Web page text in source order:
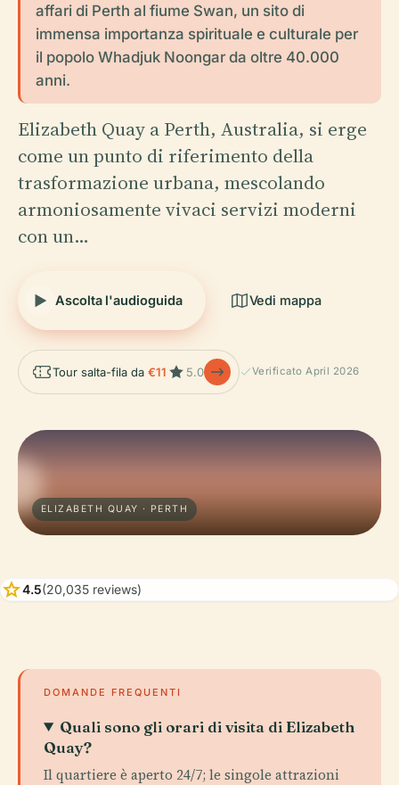
affari di Perth al fiume Swan, un sito di
immensa importanza spirituale e culturale per
il popolo Whadjuk Noongar da oltre 40.000
anni.
Elizabeth Quay a Perth, Australia, si erge
come un punto di riferimento della
trasformazione urbana, mescolando
armoniosamente vivaci servizi moderni
con un…
Ascolta l'audioguida Vedi mappa
Tour salta-fila da €11 5.0 Verificato April 2026
ELIZABETH QUAY · PERTH
star4.5(20,035 reviews)
DOMANDE FREQUENTI
Quali sono gli orari di visita di Elizabeth
Quay?
Il quartiere è aperto 24/7; le singole attrazioni